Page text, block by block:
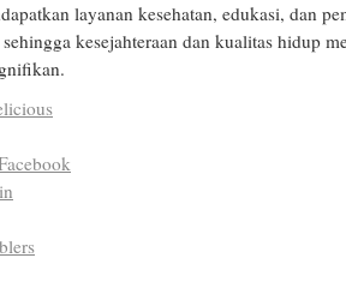
layanan kesehatan, edukasi, dan
kesejahteraan dan kualitas hidup